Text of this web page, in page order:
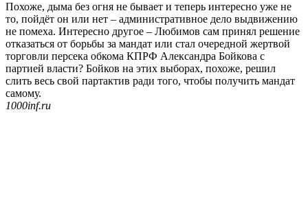
Похоже, дыма без огня не бывает и теперь интересно уже не
то, пойдёт он или нет – административное дело выдвижению
не помеха. Интересно другое – Любимов сам принял решение
отказаться от борьбы за мандат или стал очередной жертвой
торговли персека обкома КПРФ Александра Бойкова с
партией власти? Бойков на этих выборах, похоже, решил
слить весь свой партактив ради того, чтобы получить мандат
самому.
1000inf.ru